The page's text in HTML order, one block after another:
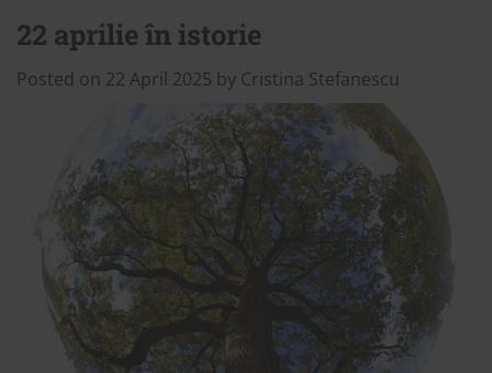
22 aprilie în istorie
Posted on 22 April 2025 by Cristina Stefanescu